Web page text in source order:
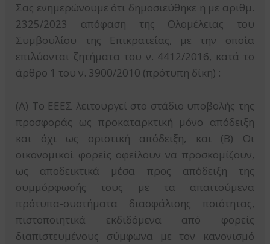
Σας ενημερώνουμε ότι δημοσιεύθηκε η με αριθμ.
2325/2023 απόφαση της Ολομέλειας του
Συμβουλίου της Επικρατείας, με την οποία
επιλύονται ζητήματα του ν. 4412/2016, κατά το
άρθρο 1 του ν. 3900/2010 (πρότυπη δίκη) :
(Α) Το ΕΕΕΣ λειτουργεί στο στάδιο υποβολής της
προσφοράς ως προκαταρκτική μόνο απόδειξη
και όχι ως οριστική απόδειξη, και (Β) Οι
οικονομικοί φορείς οφείλουν να προσκομίζουν,
ως αποδεικτικά μέσα προς απόδειξη της
συμμόρφωσής τους με τα απαιτούμενα
πρότυπα-συστήματα διασφάλισης ποιότητας,
πιστοποιητικά εκδιδόμενα από φορείς
διαπιστευμένους σύμφωνα με τον κανονισμό